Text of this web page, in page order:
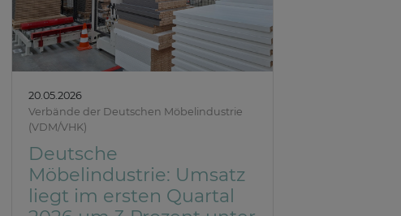
20.05.2026
Verbände der Deutschen Möbelindustrie
(VDM/VHK)
Deutsche
Möbelindustrie: Umsatz
liegt im ersten Quartal